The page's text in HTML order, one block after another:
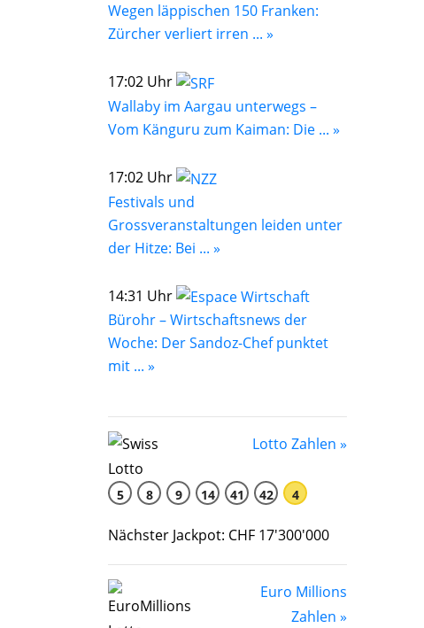
Wegen läppischen 150 Franken:
Zürcher verliert irren ... »
17:02 Uhr
Wallaby im Aargau unterwegs –
Vom Känguru zum Kaiman: Die ... »
17:02 Uhr
Festivals und
Grossveranstaltungen leiden unter
der Hitze: Bei ... »
14:31 Uhr
Bürohr – Wirtschaftsnews der
Woche: Der Sandoz-Chef punktet
mit ... »
Lotto Zahlen »
5 8 9 14 41 42 4
Nächster Jackpot: CHF 17'300'000
Euro Millions
Zahlen »